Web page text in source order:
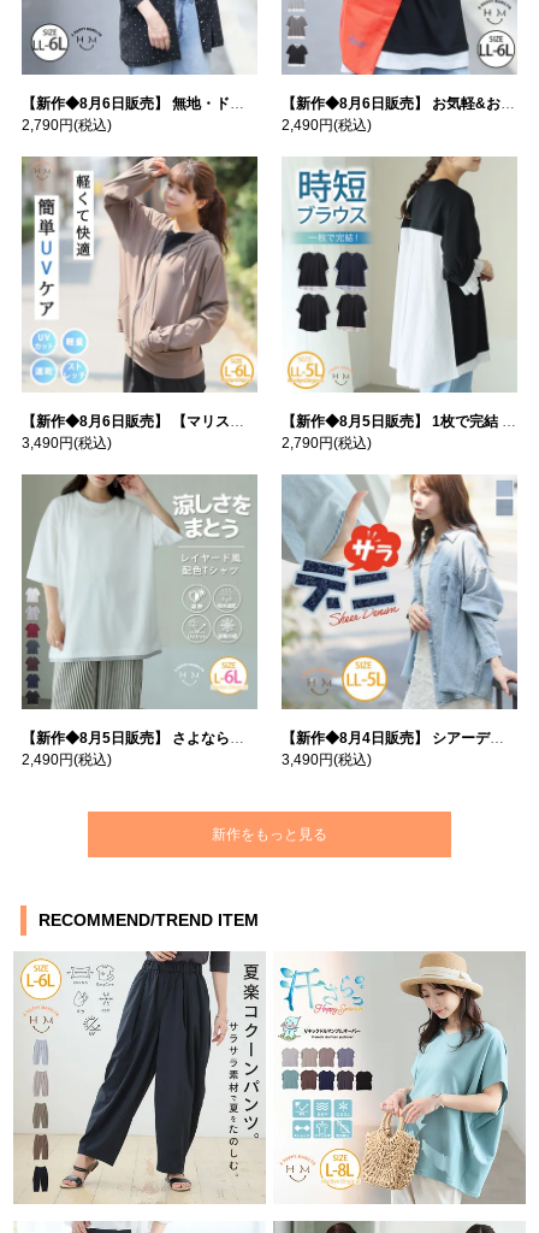
【新作◆8月6日販売】 無地・ドット柄から選べる 忍ばせ 活躍 シアー カーデ | 大きいサイズの通販ならハッピーマリリン
2,790円(税込)
【新作◆8月6日販売】 お気軽&お手軽 選べるデザイン 接触冷感 レイヤード風 コットン トップス | 大きいサイズの通販ならハッピーマリリン
2,490円(税込)
【新作◆8月6日販売】 【マリスポーツ】 運動初心者さんのための フード付き パーカー | 大きいサイズの通販ならハッピーマリリン
3,490円(税込)
【新作◆8月5日販売】 1枚で完結 袖口＆バック フハク使い トップス | 大きいサイズの通販ならハッピーマリリン
2,790円(税込)
【新作◆8月5日販売】 さよなら猛暑 涼しさを着る 遮熱 接触冷感 吸水・速乾 五分袖 コンフォートメッシュ 配色レイヤード 風ゆる Tシャツ | 大きいサイズの通販ならハッピーマリリン
2,490円(税込)
【新作◆8月4日販売】 シアーデニムで お洒落に肌隠し | 大きいサイズの通販ならハッピーマリリン
3,490円(税込)
新作をもっと見る
RECOMMEND/TREND ITEM